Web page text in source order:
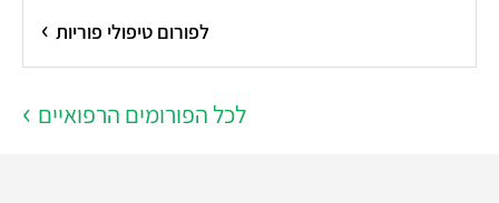
לפורום טיפולי פוריות
לכל הפורומים הרפואיים